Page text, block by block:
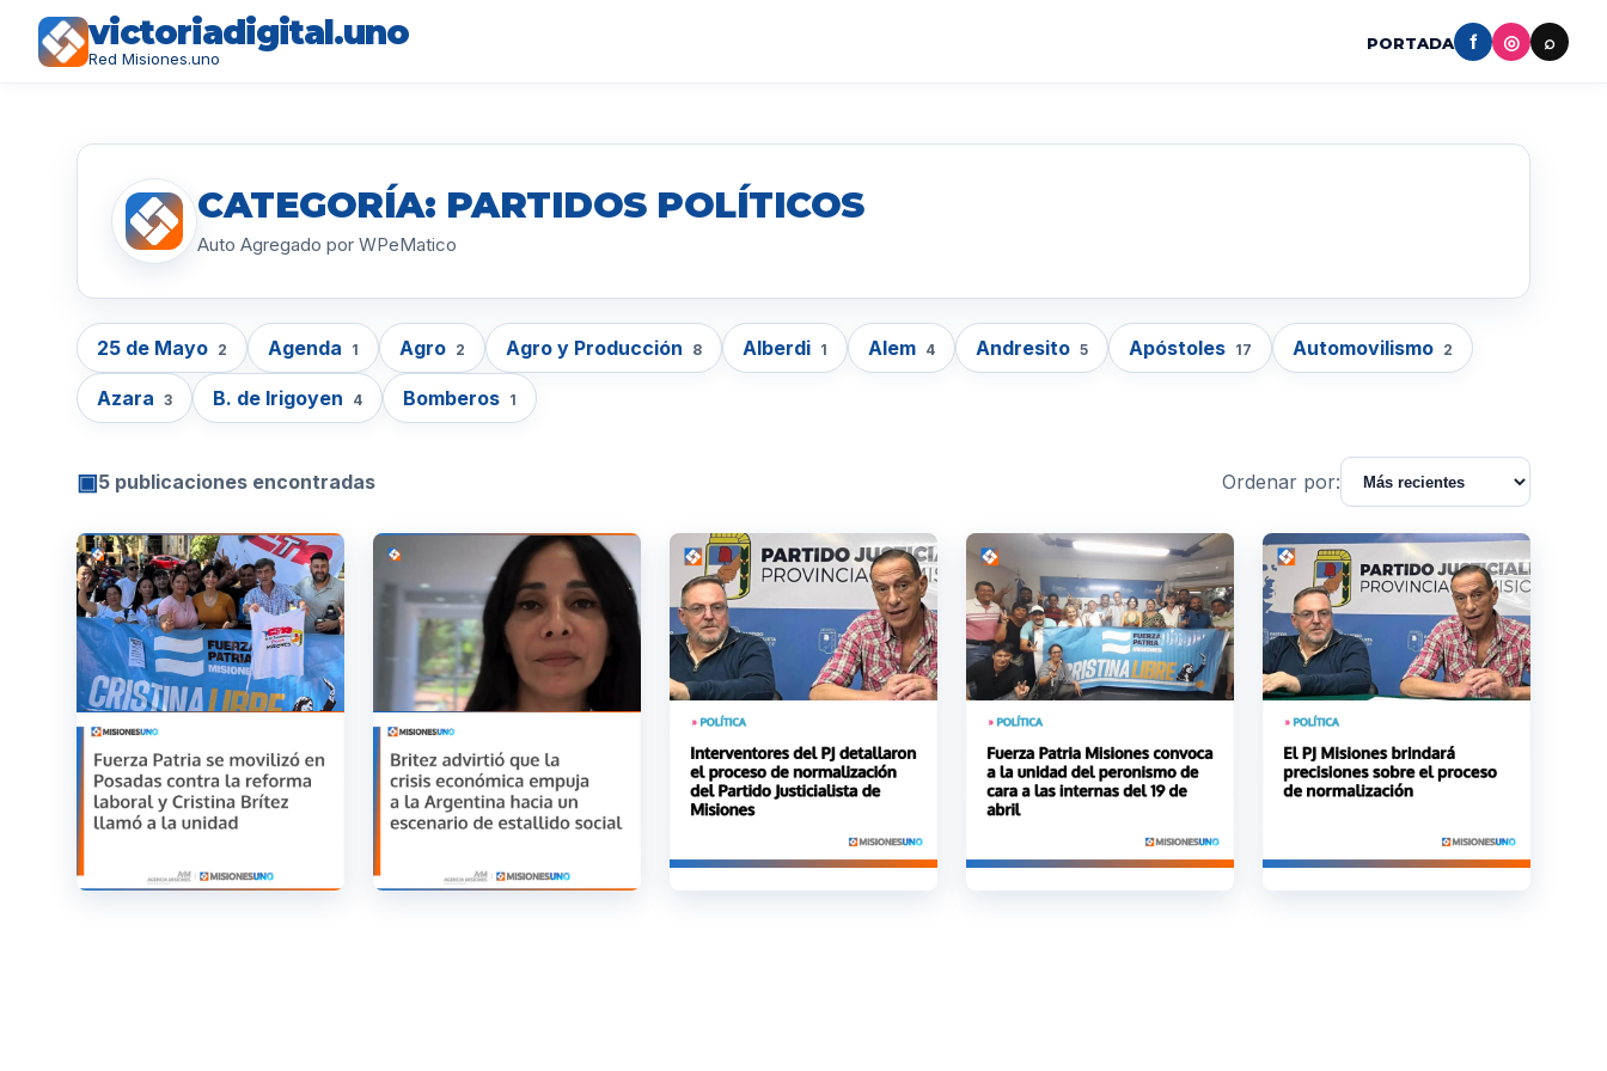
victoriadigital.uno
Red Misiones.uno
PORTADA f ◎ ⌕
CATEGORÍA: PARTIDOS POLÍTICOS
Auto Agregado por WPeMatico
25 de Mayo 2 Agenda 1 Agro 2 Agro y Producción 8 Alberdi 1 Alem 4 Andresito 5 Apóstoles 17 Automovilismo 2
Azara 3 B. de Irigoyen 4 Bomberos 1
▣5 publicaciones encontradas Ordenar por: